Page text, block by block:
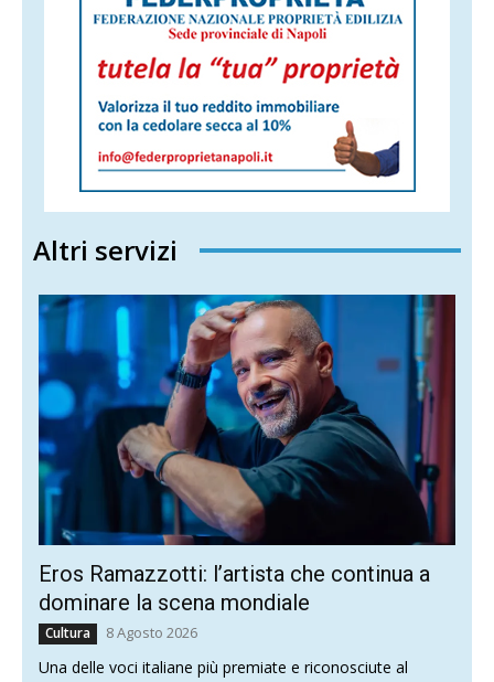
Altri servizi
Eros Ramazzotti: l’artista che continua a
dominare la scena mondiale
Cultura 8 Agosto 2026
Una delle voci italiane più premiate e riconosciute al